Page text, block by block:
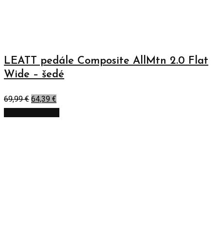
LEATT pedále Composite AllMtn 2.0 Flat
Wide – šedé
69,99€ 64,39 €